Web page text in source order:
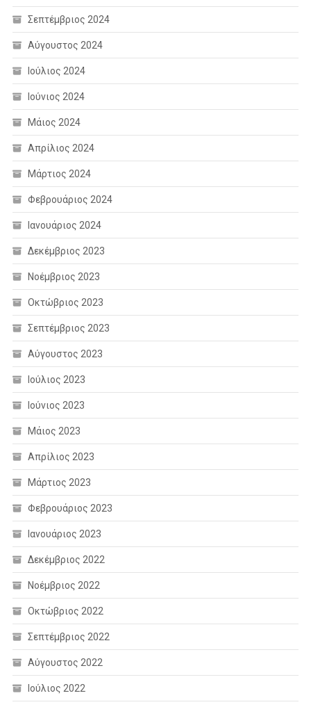
Σεπτέμβριος 2024
Αύγουστος 2024
Ιούλιος 2024
Ιούνιος 2024
Μάιος 2024
Απρίλιος 2024
Μάρτιος 2024
Φεβρουάριος 2024
Ιανουάριος 2024
Δεκέμβριος 2023
Νοέμβριος 2023
Οκτώβριος 2023
Σεπτέμβριος 2023
Αύγουστος 2023
Ιούλιος 2023
Ιούνιος 2023
Μάιος 2023
Απρίλιος 2023
Μάρτιος 2023
Φεβρουάριος 2023
Ιανουάριος 2023
Δεκέμβριος 2022
Νοέμβριος 2022
Οκτώβριος 2022
Σεπτέμβριος 2022
Αύγουστος 2022
Ιούλιος 2022